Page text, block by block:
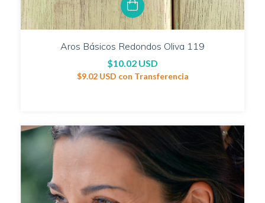
Aros Básicos Redondos Oliva 119
$10.02 USD
$9.02 USD con Transferencia